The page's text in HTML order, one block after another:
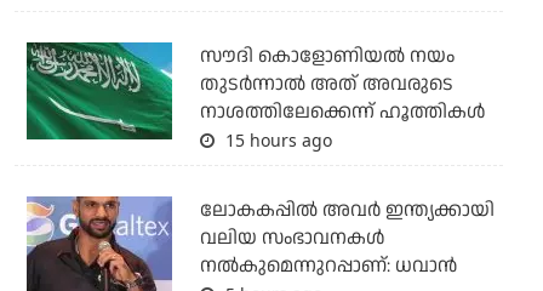
സൗദി കൊളോണിയല്‍ നയം
തുടര്‍ന്നാല്‍ അത് അവരുടെ
നാശത്തിലേക്കെന്ന് ഹൂത്തികള്‍
15 hours ago
ലോകകപ്പിൽ അവര്‍ ഇന്ത്യക്കായി
വലിയ സംഭാവനകള്‍
നല്‍കുമെന്നുറപ്പാണ്: ധവാന്‍